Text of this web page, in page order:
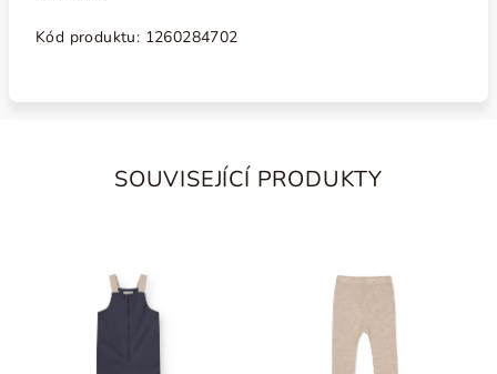
Kód produktu: 1260284702
SOUVISEJÍCÍ PRODUKTY